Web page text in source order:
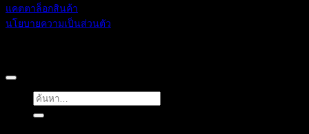
แคตตาล็อกสินค้า
นโยบายความเป็นส่วนตัว
ค้นหา: